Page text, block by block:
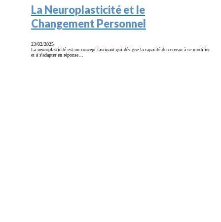
La Neuroplasticité et le
Changement Personnel
23/02/2025
La neuroplasticité est un concept fascinant qui désigne la capacité du cerveau à se modifier
et à s'adapter en réponse…